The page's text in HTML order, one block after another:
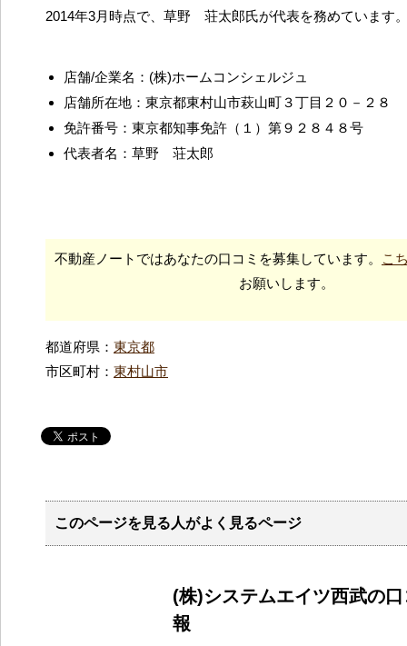
2014年3月時点で、草野 荘太郎氏が代表を務めています
店舗/企業名：(株)ホームコンシェルジュ
店舗所在地：東京都東村山市萩山町３丁目２０－２８
免許番号：東京都知事免許（１）第９２８４８号
代表者名：草野 荘太郎
不動産ノートではあなたの口コミを募集しています。
こ
お願いします。
都道府県： 東京都
市区町村： 東村山市
このページを見る人がよく見るページ
(株)システムエイツ西武の
報